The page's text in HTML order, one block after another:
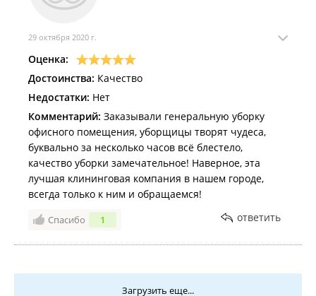
29 октября 2020 г.
Оценка:
Достоинства: Качество
Недостатки: Нет
Комментарий: Заказывали генеральную уборку
офисного помещения, уборщицы творят чудеса,
буквально за несколько часов всё блестело,
качество уборки замечательное! Наверное, эта
лучшая клининговая компания в нашем городе,
всегда только к ним и обращаемся!
Спасибо 1 ответить
Загрузить еще...